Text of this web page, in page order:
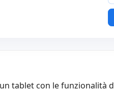
tablet con le funzionalità